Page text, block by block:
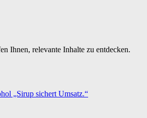
Ihnen, relevante Inhalte zu entdecken.
„Sirup sichert Umsatz.“